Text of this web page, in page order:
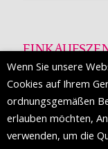
Die Mall of Split
etwa 200
Weltmodemarken,
Wenn Sie unsere
Cookies auf Ihrem
ordnungsgemäßen
erlauben möchten,
verwenden, um die